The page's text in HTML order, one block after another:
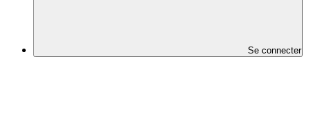
Se connecter